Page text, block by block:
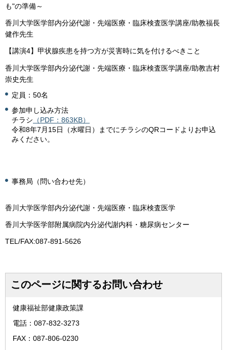
も"の準備～
香川大学医学部内分泌代謝・先端医療・臨床検査医学講座/助教福長
健作先生
【講演4】甲状腺疾患を持つ方が災害時に気を付けるべきこと
香川大学医学部内分泌代謝・先端医療・臨床検査医学講座/助教吉村
崇史先生
定員：50名
参加申し込み方法
チラシ （PDF：863KB）
令和8年7月15日（水曜日）までにチラシのQRコードよりお申込
みください。
事務局（問い合わせ先）
香川大学医学部内分泌代謝・先端医療・臨床検査医学
香川大学医学部附属病院内分泌代謝内科・糖尿病センター
TEL/FAX:087-891-5626
このページに関するお問い合わせ
健康福祉部健康政策課
電話：087-832-3273
FAX：087-806-0230